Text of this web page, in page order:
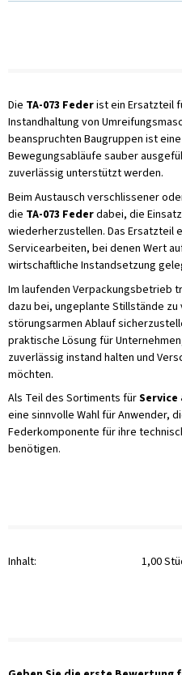
Die TA-073 Federist ein Ersatzteil
Instandhaltung von
beanspruchten Baugruppen ist
Bewegungsabläufe sauber
zuverlässig unterstützt werden.
Beim Austausch verschlissener
die TA-073 Federdabei, die
wiederherzustellen. Das Ersatzteil
Servicearbeiten, bei denen Wert
wirtschaftliche Instandsetzung
Im laufenden Verpackungsbetrieb
dazu bei, ungeplante Stillstände zu
störungsarmen Ablauf
praktische Lösung für
zuverlässig instand halten und
möchten.
Als Teil des Sortiments für
eine sinnvolle Wahl für Anwender,
Federkomponente für ihre
benötigen.
Inhalt: 1,00